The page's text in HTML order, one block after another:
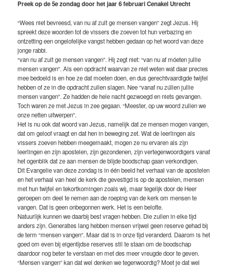
Preek op de 5e zondag door het jaar 6 februari Cenakel Utrecht
“Wees niet bevreesd, van nu af zult ge mensen vangen” zegt Jezus. Hij
spreekt deze woorden tot de vissers die zoeven tot hun verbazing en
ontzetting een ongelofelijke vangst hebben gedaan op het woord van deze
jonge rabbi.
“van nu af zult ge mensen vangen”. Hij zegt niet: “van nu af móeten jullie
mensen vangen”. Als een opdracht waarvan ze niet weten wat daar precies
mee bedoeld is en hoe ze dat moeten doen, en dus gerechtvaardigde twijfel
hebben of ze in die opdracht zullen slagen. Nee “vanaf nu zúllen jullie
mensen vangen”. Ze hadden de hele nacht gezwoegd en niets gevangen.
Toch waren ze met Jezus in zee gegaan. “Meester, op uw woord zullen we
onze netten uitwerpen”.
Het is nu ook dat woord van Jezus, namelijk dat ze mensen mogen vangen,
dat om geloof vraagt en dat hen in beweging zet. Wat de leerlingen als
vissers zoeven hebben meegemaakt, mogen ze nu ervaren als zijn
leerlingen en zijn apostelen, zijn gezondenen, zijn vertegenwoordigers vanaf
het ogenblik dat ze aan mensen de blijde boodschap gaan verkondigen.
Dit Evangelie van deze zondag is in één beeld het verhaal van de apostelen
en het verhaal van heel de kerk die gevestigd is op de apostelen, mensen
met hun twijfel en tekortkomingen zoals wij, maar tegelijk door de Heer
geroepen om deel te nemen aan de roeping van de kerk om mensen te
vangen. Dat is geen onbegonnen werk. Het is een belofte.
Natuurlijk kunnen we daarbij best vragen hebben. Die zullen in elke tijd
anders zijn. Generaties lang hebben mensen vrijwel geen reserve gehad bij
de term “mensen vangen”. Maar dat is in onze tijd veranderd. Daarom is het
goed om even bij eigentijdse reserves stil te staan om de boodschap
daardoor nog beter te verstaan en met des meer vreugde door te geven.
“Mensen vangen” kan dat wel denken we tegenwoordig? Moet je dat wel